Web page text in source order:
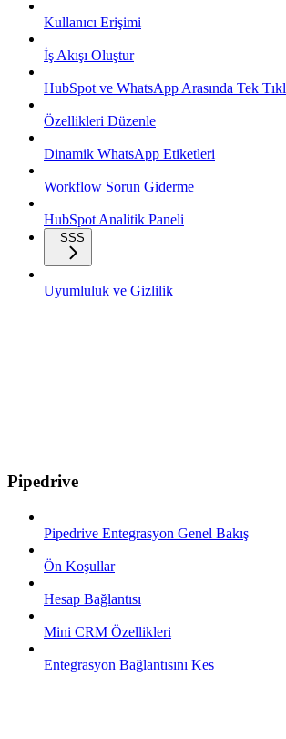
Kullanıcı Erişimi
İş Akışı Oluştur
HubSpot ve WhatsApp Arasında Tek
Özellikleri Düzenle
Dinamik WhatsApp Etiketleri
Workflow Sorun Giderme
HubSpot Analitik Paneli
SSS
Uyumluluk ve Gizlilik
Pipedrive
Pipedrive Entegrasyon Genel Bakış
Ön Koşullar
Hesap Bağlantısı
Mini CRM Özellikleri
Entegrasyon Bağlantısını Kes